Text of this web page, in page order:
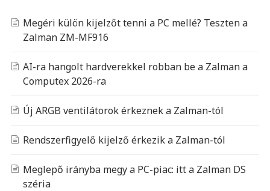
Megéri külön kijelzőt tenni a PC mellé? Teszten a
Zalman ZM-MF916
AI-ra hangolt hardverekkel robban be a Zalman a
Computex 2026-ra
Új ARGB ventilátorok érkeznek a Zalman-tól
Rendszerfigyelő kijelző érkezik a Zalman-tól
Meglepő irányba megy a PC-piac: itt a Zalman DS
széria